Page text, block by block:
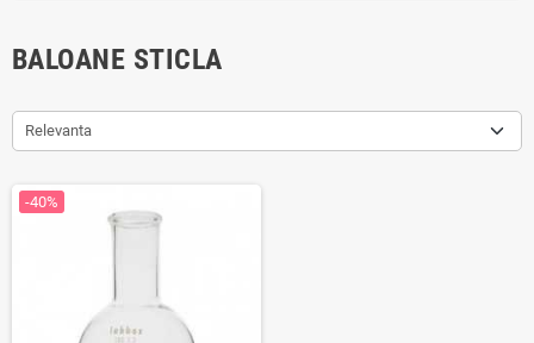
BALOANE STICLA
Relevanta
-40%